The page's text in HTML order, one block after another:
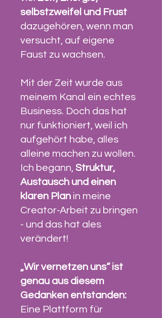
selbstzweifel und Frust
dazugehören, wenn man
versucht, auf eigene
Faust zu wachsen.
Mit der Zeit wurde aus
meinem Kanal ein echtes
Business. Doch das hat
nur funktioniert, weil ich
aufgehört habe, alles
alleine machen zu wollen.
Ich begann, Struktur,
Austausch und einen
klaren Plan in meine
Creator-Arbeit zu bringen
- und das hat ales
verändert!
„Wir vernetzen uns“ ist
genau aus diesem
Gedanken entstanden:
Eine Plattform für